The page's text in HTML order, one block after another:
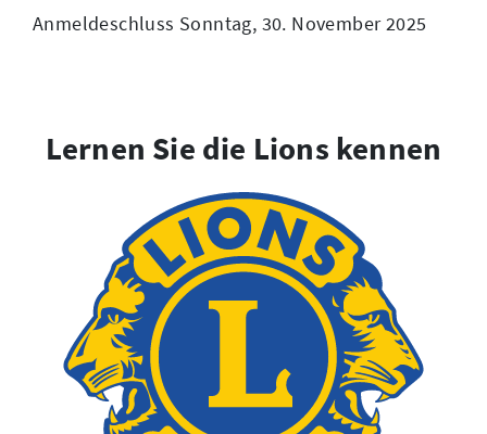
Anmeldeschluss Sonntag, 30. November 2025
Lernen Sie die Lions kennen